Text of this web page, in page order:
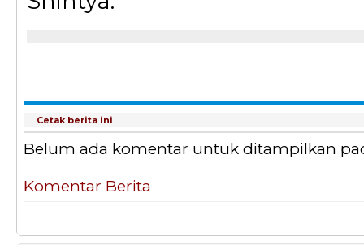
Cetak berita ini
Belum ada komentar untuk ditampilkan
Komentar Berita